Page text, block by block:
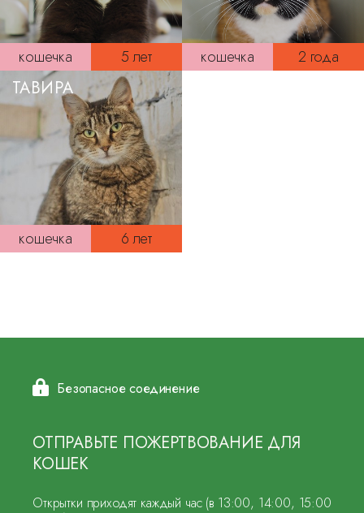
кошечка 5 лет кошечка 2 года
кошечка 6 лет
ТАВИРА
Безопасное соединение
ОТПРАВЬТЕ ПОЖЕРТВОВАНИЕ ДЛЯ
КОШЕК
Открытки приходят каждый час (в 13:00, 14:00, 15:00